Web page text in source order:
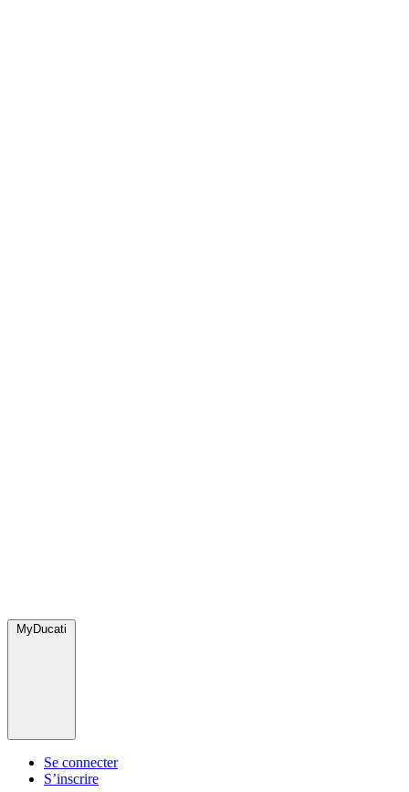
MyDucati
Se connecter
S’inscrire